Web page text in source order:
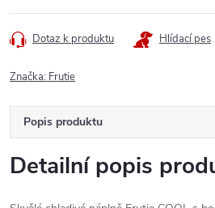
Dotaz k produktu Hlídací pes
Značka: Frutie
Popis produktu
Detailní popis